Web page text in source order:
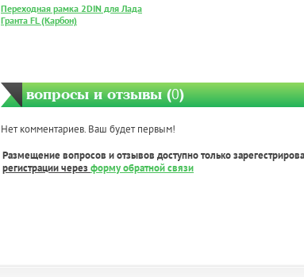
Переходная рамка 2DIN для Лада
Гранта FL (Карбон)
вопросы и отзывы (0)
Нет комментариев. Ваш будет первым!
Размещение вопросов и отзывов доступно только
регистрации через форму обратной связи